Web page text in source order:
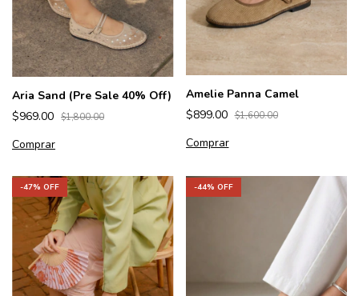
Aria Sand (Pre Sale 40% Off)
$969.00 $1,800.00
Comprar
Amelie Panna Camel
$899.00 $1,600.00
Comprar
-47% OFF -44% OFF